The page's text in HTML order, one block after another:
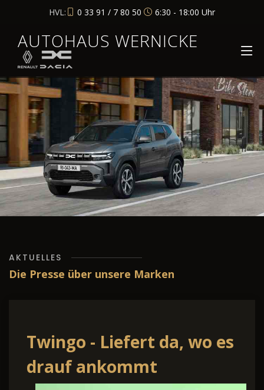
HVL: 0 33 91 / 7 80 50 6:30 - 18:00 Uhr
AUTOHAUS WERNICKE
AKTUELLES
Die Presse über unsere Marken
Twingo - Liefert da, wo es
drauf ankommt